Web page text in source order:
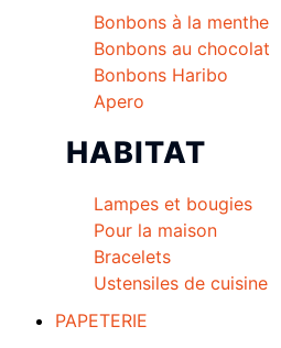
Bonbons à la menthe
Bonbons au chocolat
Bonbons Haribo
Apero
HABITAT
Lampes et bougies
Pour la maison
Bracelets
Ustensiles de cuisine
PAPETERIE